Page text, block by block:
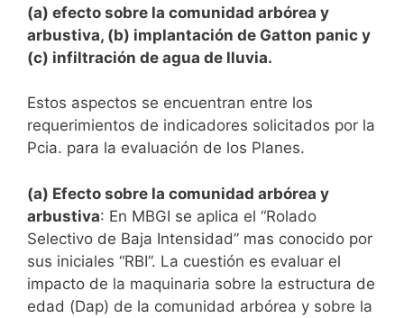
(a) efecto sobre la comunidad arbórea y
arbustiva, (b) implantación de Gatton panic y
(c) infiltración de agua de lluvia.
Estos aspectos se encuentran entre los
requerimientos de indicadores solicitados por la
Pcia. para la evaluación de los Planes.
(a) Efecto sobre la comunidad arbórea y
arbustiva: En MBGI se aplica el “Rolado
Selectivo de Baja Intensidad” mas conocido por
sus iniciales “RBI”. La cuestión es evaluar el
impacto de la maquinaria sobre la estructura de
edad (Dap) de la comunidad arbórea y sobre la